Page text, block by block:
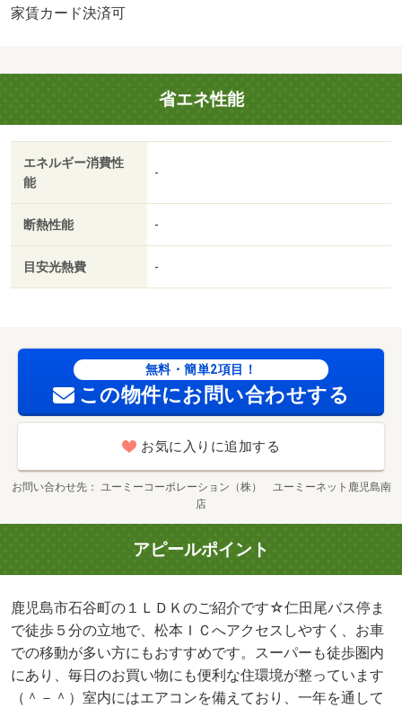
橋停歩５分・来店予約でサーティワンアイスクリームギフ
ト！詳細はユーミーネット各店舗までお問い合わせくださ
い！・駐輪場：有・仲介手数料：１．１ヶ月/クリーニング
費用 60000円
家賃カード決済可
省エネ性能
エネルギー消費性
能
-
断熱性能 -
目安光熱費 -
無料・簡単2項目！
この物件にお問い合わせする
お気に入りに追加する
お問い合わせ先
ユーミーコーポレーション（株） ユーミーネット鹿児島南
店
アピールポイント
鹿児島市石谷町の１ＬＤＫのご紹介です☆仁田尾バス停ま
で徒歩５分の立地で、松本ＩＣへアクセスしやすく、お車
での移動が多い方にもおすすめです。スーパーも徒歩圏内
にあり、毎日のお買い物にも便利な住環境が整っています
（＾－＾）室内にはエアコンを備えており、一年を通して